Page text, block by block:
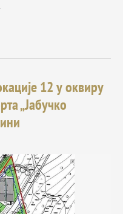
12 у оквиру
„Јабучко